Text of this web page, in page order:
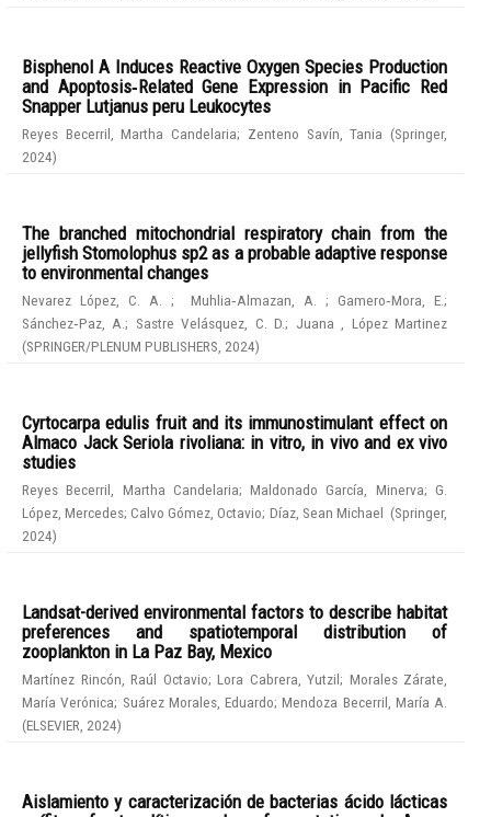
Bisphenol A Induces Reactive Oxygen Species Production
and Apoptosis‑Related Gene Expression in Pacific Red
Snapper Lutjanus peru Leukocytes
Reyes Becerril, Martha Candelaria; Zenteno Savín, Tania (Springer,
2024)
The branched mitochondrial respiratory chain from the
jellyfish Stomolophus sp2 as a probable adaptive response
to environmental changes
Nevarez López, C. A. ; Muhlia‑Almazan, A.;Gamero‑Mora, E.;
Sánchez‑Paz, A.; Sastre Velásquez, C. D.; Juana , López Martinez
(SPRINGER/PLENUM PUBLISHERS 2024)
Cyrtocarpa edulis fruit and its immunostimulant effect on
Almaco Jack Seriola rivoliana: in vitro, in vivo and ex vivo
studies
Reyes Becerril, Martha Candelaria;Maldonado García, Minerva;G.
López, Mercedes;Calvo Gómez, Octavio; Díaz, Sean Michael (Springer,
2024)
Landsat-derived environmental factors to describe habitat
preferences and spatiotemporal distribution of
zooplankton in La Paz Bay, Mexico
Martínez Rincón, Raúl Octavio; Lora Cabrera, Yutzil; Morales Zárate,
María Verónica; Suárez Morales, Eduardo;Mendoza Becerril, María A.
(ELSEVIER 2024)
Aislamiento y caracterización de bacterias ácido lácticas